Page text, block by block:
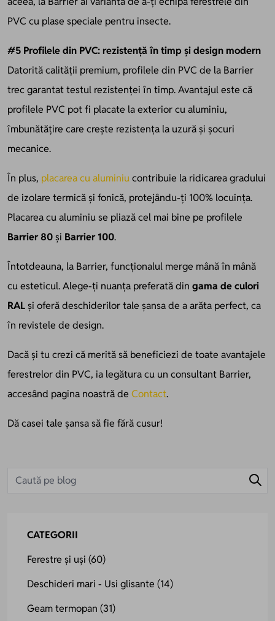
PVC cu plase speciale pentru insecte.
#5 Profilele din PVC: rezistență în timp și design modern
Datorită calității premium, profilele din PVC de la Barrier
trec garantat testul rezistenței în timp. Avantajul este că
profilele PVC pot fi placate la exterior cu aluminiu,
îmbunătățire care crește rezistența la uzură și șocuri
mecanice.
În plus, placarea cu aluminiucontribuie la ridicarea gradului
de izolare termică și fonică, protejându-ți 100% locuința.
Placarea cu aluminiu se pliază cel mai bine pe profilele
Barrier 80și Barrier 100.
Întotdeauna, la Barrier, funcționalul merge mână în mână
cu esteticul. Alege-ți nuanța preferată din gama de culori
RALși oferă deschiderilor tale șansa de a arăta perfect, ca
în revistele de design.
Dacă și tu crezi că merită să beneficiezi de toate avantajele
ferestrelor din PVC, ia legătura cu un consultant Barrier,
accesând pagina noastră de Contact.
Dă casei tale șansa să fie fără cusur!
CATEGORII
Ferestre și uși (60)
Deschideri mari - Usi glisante (14)
Geam termopan (31)